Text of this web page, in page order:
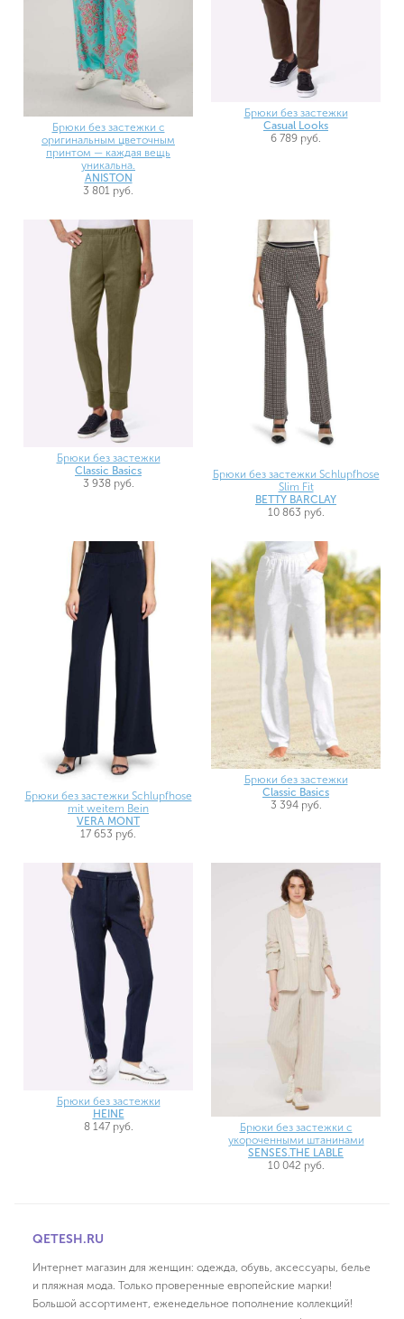
Брюки без застежки с
оригинальным цветочным
принтом — каждая вещь
уникальна.
ANISTON
3 801 руб.
Брюки без застежки
Casual Looks
6 789 руб.
Брюки без застежки
Classic Basics
3 938 руб.
Брюки без застежки Schlupfhose
Slim Fit
BETTY BARCLAY
10 863 руб.
Брюки без застежки Schlupfhose
mit weitem Bein
VERA MONT
17 653 руб.
Брюки без застежки
Classic Basics
3 394 руб.
Брюки без застежки
HEINE
8 147 руб.
Брюки без застежки с
укороченными штанинами
SENSES.THE LABLE
10 042 руб.
QETESH.RU
Интернет магазин для женщин: одежда, обувь, аксессуары, белье
и пляжная мода. Только проверенные европейские марки!
Большой ассортимент, еженедельное пополнение коллекций!